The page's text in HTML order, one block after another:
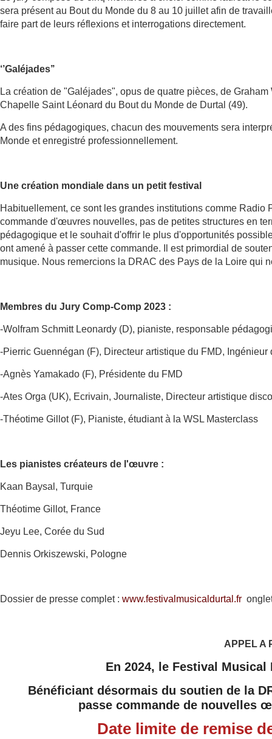
sera présent au Bout du Monde du 8 au 10 juillet afin de
faire part de leurs réflexions et interrogations directement.
‘’Galéjades’’
La création de "Galéjades", opus de quatre pièces, de
Chapelle Saint Léonard du Bout du Monde de Durtal (49).
A des fins pédagogiques, chacun des mouvements sera
Monde et enregistré professionnellement.
Une création mondiale dans un petit festival
Habituellement, ce sont les grandes institutions comme
commande d'œuvres nouvelles, pas de petites structures en
pédagogique et le souhait d'offrir le plus d'opportunités
ont amené à passer cette commande. Il est primordial de
musique. Nous remercions la DRAC des Pays de la Loire qui
Membres du Jury Comp-Comp 2023 :
-Wolfram Schmitt Leonardy (D), pianiste, responsable
-Pierric Guennégan (F), Directeur artistique du FMD, Ingénieur
-Agnès Yamakado (F), Présidente du FMD
-Ates Orga (UK), Ecrivain, Journaliste, Directeur artistique
-Théotime Gillot (F), Pianiste, étudiant à la WSL Masterclass
Les pianistes créateurs de l'œuvre :
Kaan Baysal, Turquie
Théotime Gillot, France
Jeyu Lee, Corée du Sud
Dennis Orkiszewski, Pologne
Dossier de presse complet : www.festivalmusicaldurtal.fr
APPEL A
En 2024, le Festival
Bénéficiant désormais du soutien de la
passe commande de nouvelles
Date limite de remise